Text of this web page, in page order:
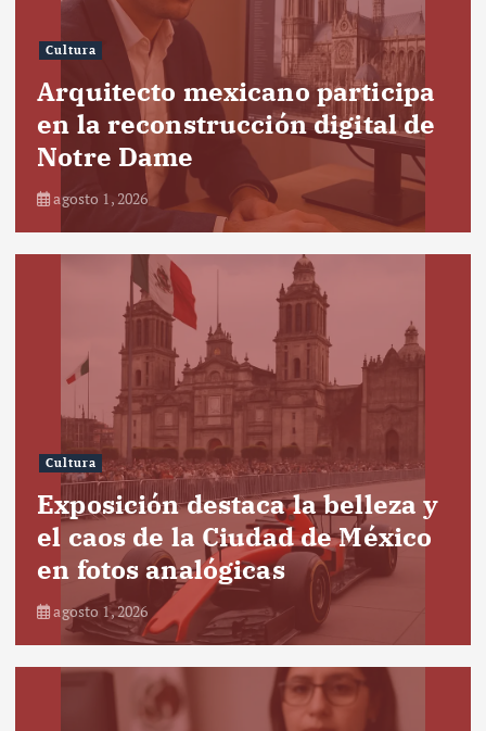
Cultura
Arquitecto mexicano participa
en la reconstrucción digital de
Notre Dame
agosto 1, 2026
Cultura
Exposición destaca la belleza y
el caos de la Ciudad de México
en fotos analógicas
agosto 1, 2026